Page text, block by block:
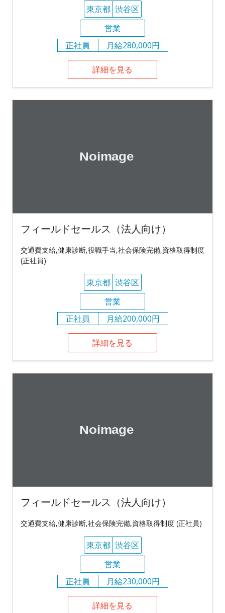
東京都 渋谷区
営業
正社員
月給280,000円
詳細を見る
フィールドセールス（法人向け）
交通費支給,健康診断,役職手当,社会保険完備,資格取得制度
(正社員)
東京都 渋谷区
営業
正社員
月給200,000円
詳細を見る
フィールドセールス（法人向け）
交通費支給,健康診断,社会保険完備,資格取得制度 (正社員)
東京都 渋谷区
営業
正社員
月給230,000円
詳細を見る